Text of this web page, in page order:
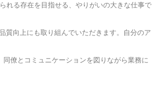
れる存在を目指せる、やりがいの大きな仕事で
質向上にも取り組んでいただきます。自分のア
僚とコミュニケーションを図りながら業務に